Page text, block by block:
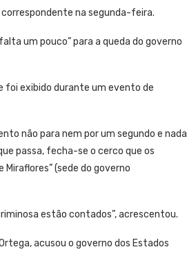
na segunda-feira.
um pouco” para a queda do governo
foi exibido durante um evento de
não para nem por um segundo e nada
passa, fecha-se o cerco que os
(sede do governo
estão contados”, acrescentou.
acusou o governo dos Estados